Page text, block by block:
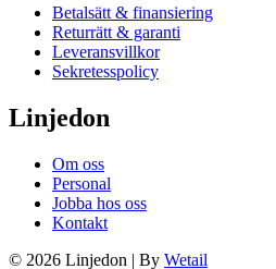
Betalsätt & finansiering
Returrätt & garanti
Leveransvillkor
Sekretesspolicy
Linjedon
Om oss
Personal
Jobba hos oss
Kontakt
© 2026 Linjedon | By Wetail